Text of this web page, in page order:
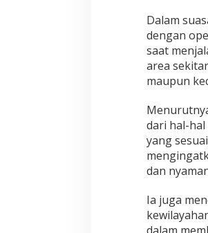
m
t
a
n
K
r
j
a
L
e
w
K
o
m
Dalam
dengan
saat
area
maupun
dari hal-
yang
dan
Ia juga